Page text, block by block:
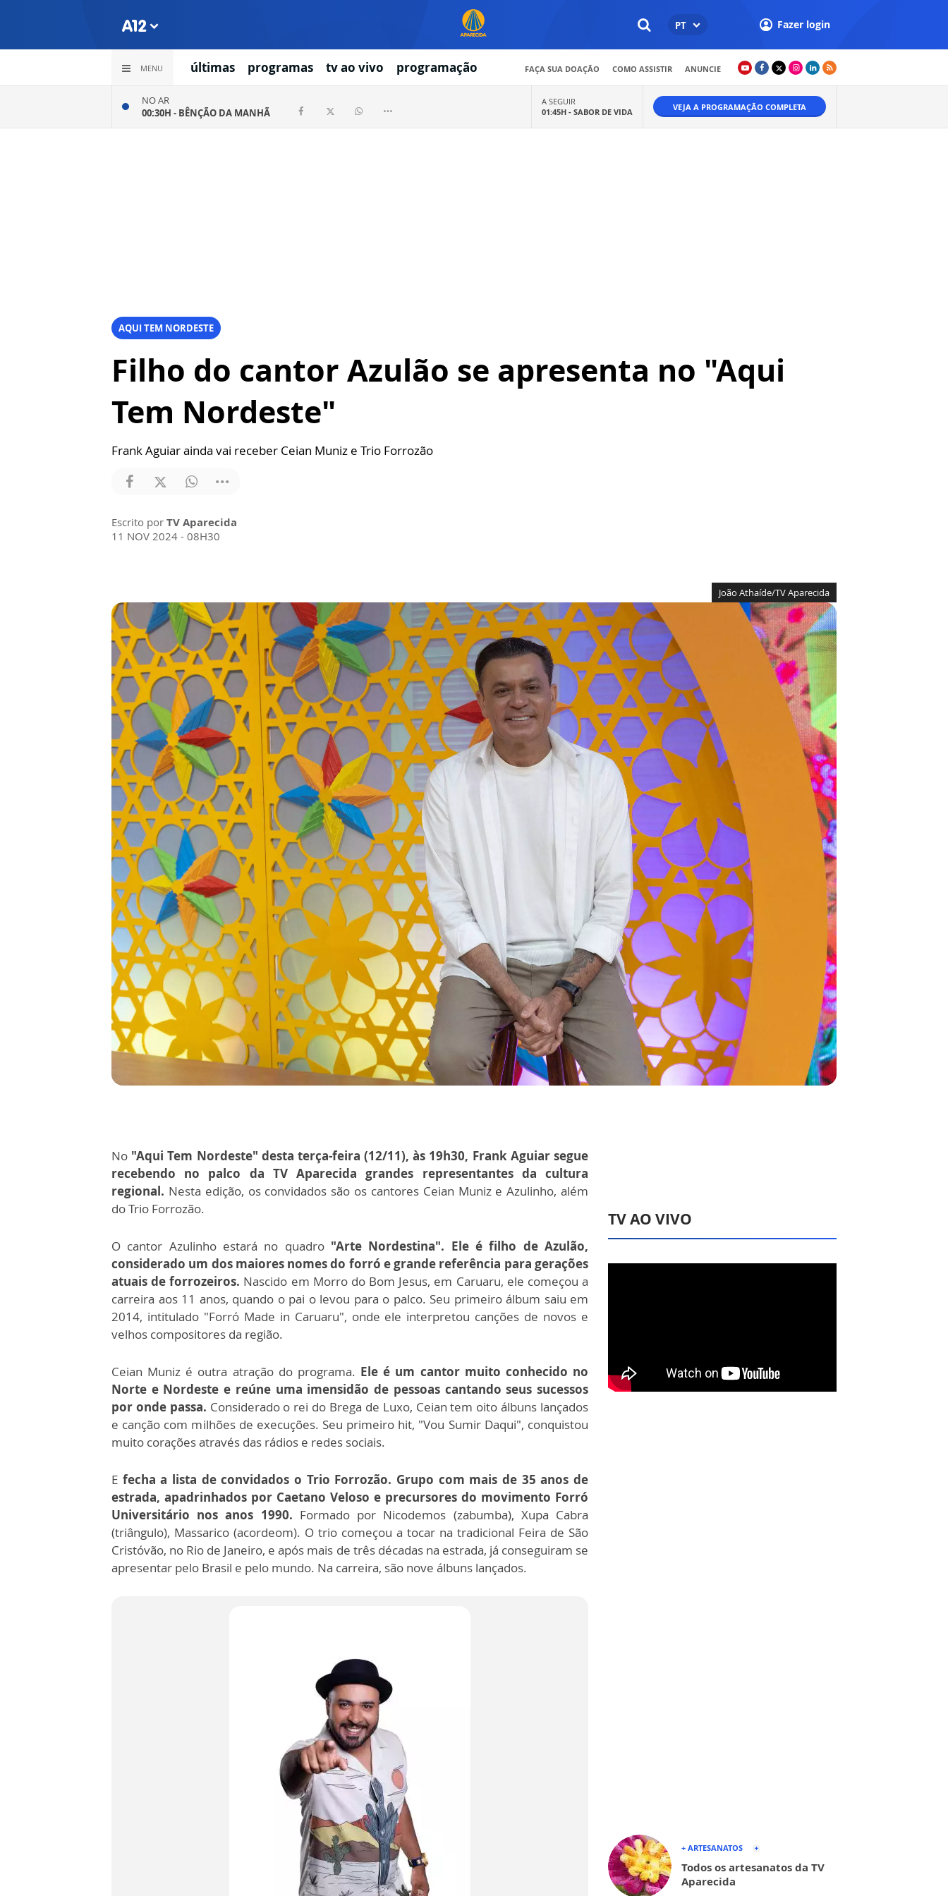
PT Fazer login
MENU últimas programas tv ao vivo programação FAÇA SUA DOAÇÃO COMO ASSISTIR ANUNCIE
NO AR
00:30H - BÊNÇÃO DA MANHÃ
A SEGUIR
01:45H - SABOR DE VIDA VEJA A PROGRAMAÇÃO COMPLETA
AQUI TEM NORDESTE
Filho do cantor Azulão se apresenta no "Aqui
Tem Nordeste"
Frank Aguiar ainda vai receber Ceian Muniz e Trio Forrozão
Escrito por TV Aparecida
11 NOV 2024 - 08H30
João Athaíde/TV Aparecida
No "Aqui Tem Nordeste" desta terça-feira (12/11), às 19h30, Frank Aguiar segue
recebendo no palco da TV Aparecida grandes representantes da cultura
regional. Nesta edição, os convidados são os cantores Ceian Muniz e Azulinho, além
do Trio Forrozão.
O cantor Azulinho estará no quadro"Arte Nordestina". Ele é filho de Azulão,
considerado um dos maiores nomes do forró e grande referência para gerações
atuais de forrozeiros. Nascido em Morro do Bom Jesus, em Caruaru, ele começou a
carreira aos 11 anos, quando o pai o levou para o palco. Seu primeiro álbum saiu em
2014, intitulado "Forró Made in Caruaru", onde ele interpretou canções de novos e
velhos compositores da região.
Ceian Muniz é outra atração do programa. Ele é um cantor muito conhecido no
Norte e Nordeste e reúne uma imensidão de pessoas cantando seus sucessos
por onde passa. Considerado o rei do Brega de Luxo, Ceian tem oito álbuns lançados
e canção com milhões de execuções. Seu primeiro hit, "Vou Sumir Daqui", conquistou
muito corações através das rádios e redes sociais.
E fecha a lista de convidados o Trio Forrozão. Grupo com mais de 35 anos de
estrada, apadrinhados por Caetano Veloso e precursores do movimento Forró
Universitário nos anos 1990. Formado por Nicodemos (zabumba), Xupa Cabra
(triângulo), Massarico (acordeom). O trio começou a tocar na tradicional Feira de São
Cristóvão, no Rio de Janeiro, e após mais de três décadas na estrada, já conseguiram se
apresentar pelo Brasil e pelo mundo. Na carreira, são nove álbuns lançados.
TV AO VIVO
+ ARTESANATOS
Todos os artesanatos da TV
Aparecida